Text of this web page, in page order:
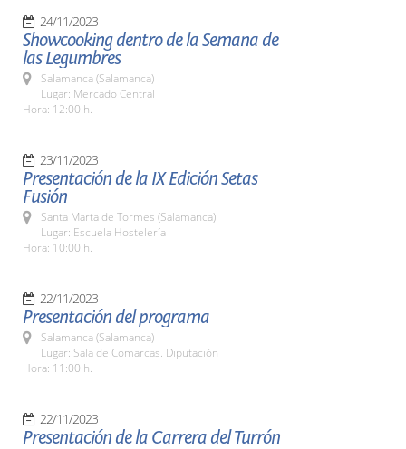
24/11/2023
Showcooking dentro de la Semana de
las Legumbres
Salamanca (Salamanca)
Lugar: Mercado Central
Hora: 12:00 h.
23/11/2023
Presentación de la IX Edición Setas
Fusión
Santa Marta de Tormes (Salamanca)
Lugar: Escuela Hostelería
Hora: 10:00 h.
22/11/2023
Presentación del programa
Salamanca (Salamanca)
Lugar: Sala de Comarcas. Diputación
Hora: 11:00 h.
22/11/2023
Presentación de la Carrera del Turrón